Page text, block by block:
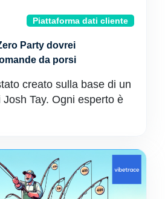
Piattaforma dati cliente
Party dovrei
da porsi
creato sulla base di un
Tay. Ogni esperto è